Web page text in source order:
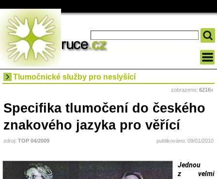
Tlumočnické služby pro neslyšící
zobrazeno: 6216x
Specifika tlumočení do českého
znakového jazyka pro věřící
zdroj: TOP 04/2009 publikováno: 09/01/2010
Jednou
z velmi